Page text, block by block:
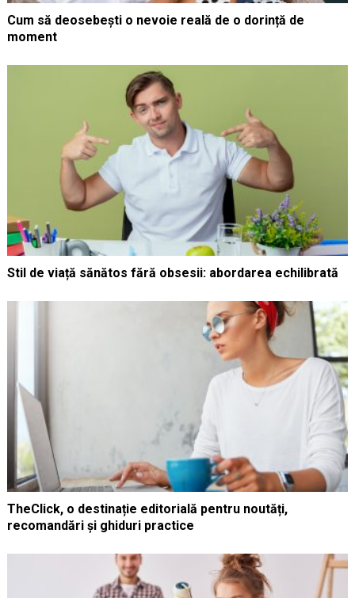
Cum să deosebești o nevoie reală de o dorință de
moment
Stil de viață sănătos fără obsesii: abordarea echilibrată
TheClick, o destinație editorială pentru noutăți,
recomandări și ghiduri practice